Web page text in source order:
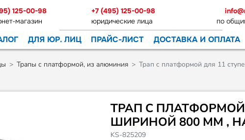
125-00-98
магазин
+7 (495) 125-00-98
юридические лица
по
ДЛЯ ЮР. ЛИЦ ПРАЙС-ЛИСТ ДОСТАВКА И ОПЛАТА
Трапы с платформой, из алюминия Трап с платформой для 11
ТРАП С
ШИРИНОЙ 800 ММ ,
KS-825209